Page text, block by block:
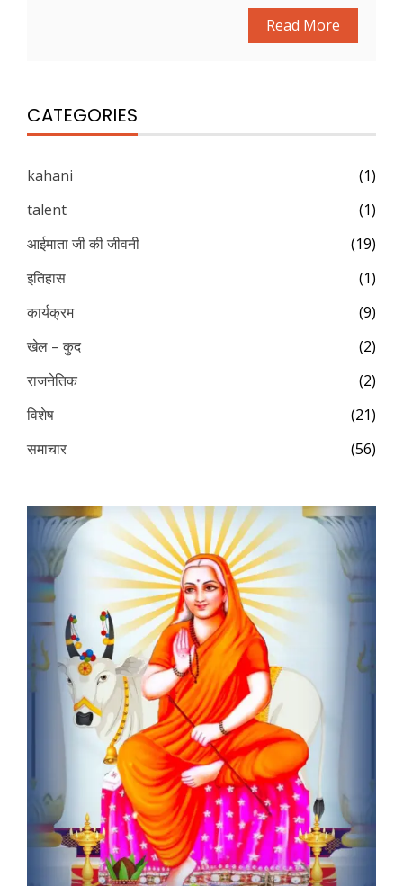
Read More
CATEGORIES
kahani
(1)
talent
(1)
आईमाता जी की जीवनी
(19)
इतिहास
(1)
कार्यक्रम
(9)
खेल – कुद
(2)
राजनेतिक
(2)
विशेष
(21)
समाचार
(56)